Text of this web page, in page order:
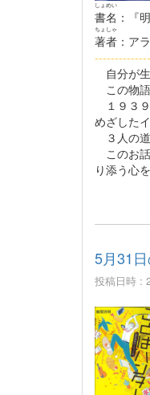
書名
しょめい
：『
著者
ちょしゃ
：ア
自分が
この物
１９３
めざした
３人の
このお
り添う心
5月31
投稿日時 :